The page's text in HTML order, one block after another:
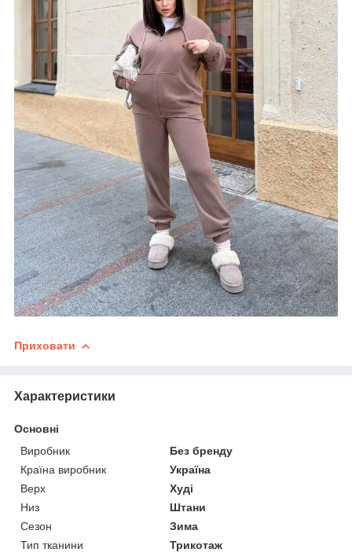
Приховати
Характеристики
Основні
Виробник
Без бренду
Країна виробник
Україна
Верх
Худі
Низ
Штани
Сезон
Зима
Тип тканини
Трикотаж